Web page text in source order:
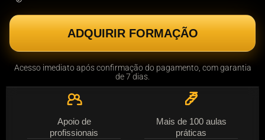
ADQUIRIR FORMAÇÃO
Acesso imediato após confirmação do pagamento, com garantia
de 7 dias.
Apoio de
profissionais
Mais de 100 aulas
práticas